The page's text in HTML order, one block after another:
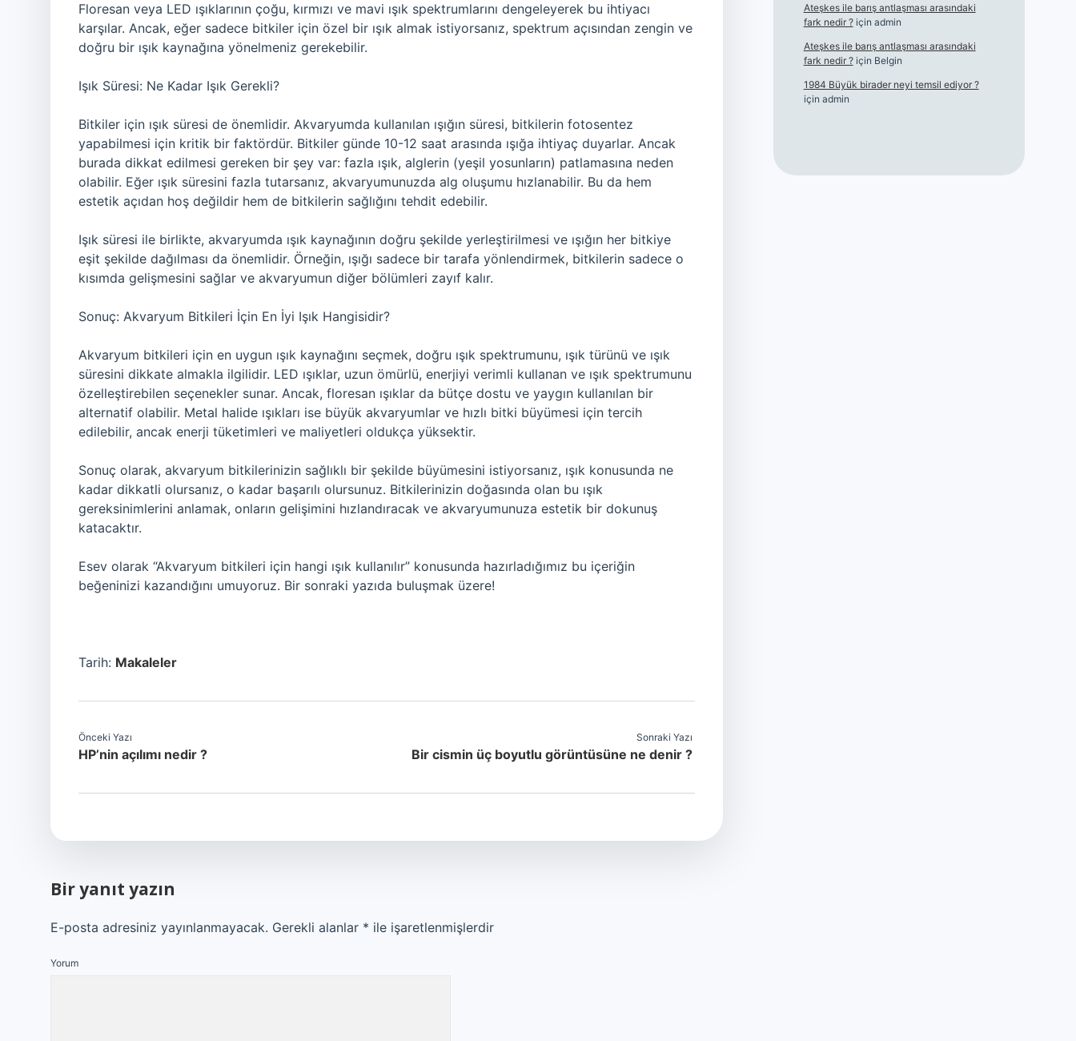
Floresan veya LED ışıklarının çoğu, kırmızı ve mavi ışık spektrumlarını dengeleyerek bu ihtiyacı
karşılar. Ancak, eğer sadece bitkiler için özel bir ışık almak istiyorsanız, spektrum açısından zengin ve
doğru bir ışık kaynağına yönelmeniz gerekebilir.
Işık Süresi: Ne Kadar Işık Gerekli?
Bitkiler için ışık süresi de önemlidir. Akvaryumda kullanılan ışığın süresi, bitkilerin fotosentez
yapabilmesi için kritik bir faktördür. Bitkiler günde 10-12 saat arasında ışığa ihtiyaç duyarlar. Ancak
burada dikkat edilmesi gereken bir şey var: fazla ışık, alglerin (yeşil yosunların) patlamasına neden
olabilir. Eğer ışık süresini fazla tutarsanız, akvaryumunuzda alg oluşumu hızlanabilir. Bu da hem
estetik açıdan hoş değildir hem de bitkilerin sağlığını tehdit edebilir.
Işık süresi ile birlikte, akvaryumda ışık kaynağının doğru şekilde yerleştirilmesi ve ışığın her bitkiye
eşit şekilde dağılması da önemlidir. Örneğin, ışığı sadece bir tarafa yönlendirmek, bitkilerin sadece o
kısımda gelişmesini sağlar ve akvaryumun diğer bölümleri zayıf kalır.
Sonuç: Akvaryum Bitkileri İçin En İyi Işık Hangisidir?
Akvaryum bitkileri için en uygun ışık kaynağını seçmek, doğru ışık spektrumunu, ışık türünü ve ışık
süresini dikkate almakla ilgilidir. LED ışıklar, uzun ömürlü, enerjiyi verimli kullanan ve ışık spektrumunu
özelleştirebilen seçenekler sunar. Ancak, floresan ışıklar da bütçe dostu ve yaygın kullanılan bir
alternatif olabilir. Metal halide ışıkları ise büyük akvaryumlar ve hızlı bitki büyümesi için tercih
edilebilir, ancak enerji tüketimleri ve maliyetleri oldukça yüksektir.
Sonuç olarak, akvaryum bitkilerinizin sağlıklı bir şekilde büyümesini istiyorsanız, ışık konusunda ne
kadar dikkatli olursanız, o kadar başarılı olursunuz. Bitkilerinizin doğasında olan bu ışık
gereksinimlerini anlamak, onların gelişimini hızlandıracak ve akvaryumunuza estetik bir dokunuş
katacaktır.
Esev olarak “Akvaryum bitkileri için hangi ışık kullanılır” konusunda hazırladığımız bu içeriğin
beğeninizi kazandığını umuyoruz. Bir sonraki yazıda buluşmak üzere!
Tarih: Makaleler
Önceki Yazı
HP’nin açılımı nedir ?
Sonraki Yazı
Bir cismin üç boyutlu görüntüsüne ne denir ?
Bir yanıt yazın
E-posta adresiniz yayınlanmayacak. Gerekli alanlar * ile işaretlenmişlerdir
Yorum
Ateşkes ile barış antlaşması arasındaki
fark nedir ?için admin
Ateşkes ile barış antlaşması arasındaki
fark nedir ?için Belgin
1984 Büyük birader neyi temsil ediyor ?
için admin